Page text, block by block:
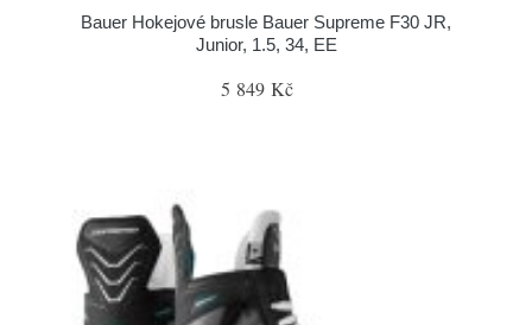
Bauer Hokejové brusle Bauer Supreme F30 JR,
Junior, 1.5, 34, EE
5 849 Kč